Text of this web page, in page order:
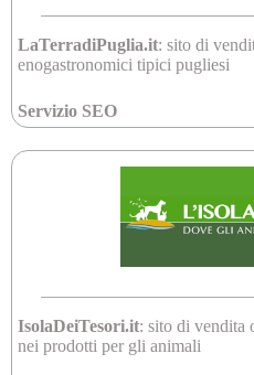
LaTerradiPuglia.it: sito di
enogastronomici tipici pugliesi
Servizio SEO
IsolaDeiTesori.it: sito di vendita
nei prodotti per gli animali